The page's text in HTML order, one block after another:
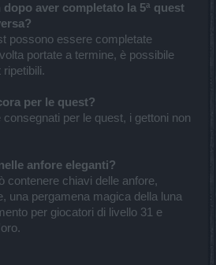
dopo aver completato la 5ª quest
possono essere completate
portate a termine, è possibile
per le quest?
per le quest, i gettoni non
anfore eleganti?
contenere chiavi delle anfore,
una pergamena magica della luna
per giocatori di livello 31 e